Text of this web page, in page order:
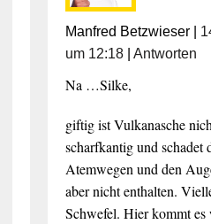
Manfred Betzwieser|
um 12:18| Antworten
Na …Silke,
giftig ist Vulkanasche
scharfkantig und schadet
Atemwegen und den
aber nicht enthalten.
Schwefel. Hier kommt es